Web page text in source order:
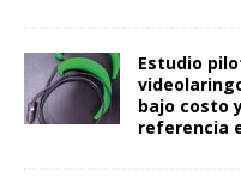
Estudio
bajo costo
referencia